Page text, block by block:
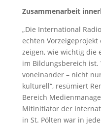
Zusammenarbeit
„Die International
echten Vorzeigeprojekt
zeigen, wie wichtig die
im Bildungsbereich
voneinander – nicht
kulturell“, resümiert
Bereich
Mitinitiator der
in St. Pölten war in